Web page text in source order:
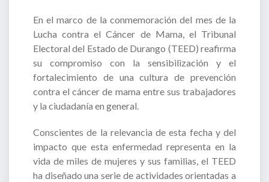
En el marco de la conmemoración del mes de la
Lucha contra el Cáncer de Mama, el Tribunal
Electoral del Estado de Durango (TEED) reafirma
su compromiso con la sensibilización y el
fortalecimiento de una cultura de prevención
contra el cáncer de mama entre sus trabajadores
y la ciudadanía en general.
Conscientes de la relevancia de esta fecha y del
impacto que esta enfermedad representa en la
vida de miles de mujeres y sus familias, el TEED
ha diseñado una serie de actividades orientadas a